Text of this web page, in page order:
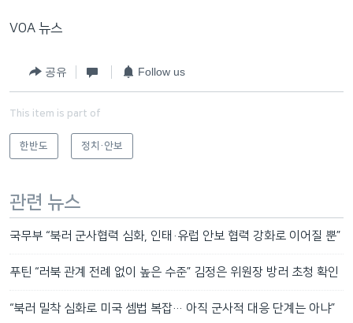
VOA 뉴스
공유 Follow us
This item is part of
한반도 정치·안보
관련 뉴스
국무부 “북러 군사협력 심화, 인태·유럽 안보 협력 강화로 이어질 뿐”
푸틴 “러북 관계 전례 없이 높은 수준” 김정은 위원장 방러 초청 확인
“북러 밀착 심화로 미국 셈법 복잡… 아직 군사적 대응 단계는 아냐”